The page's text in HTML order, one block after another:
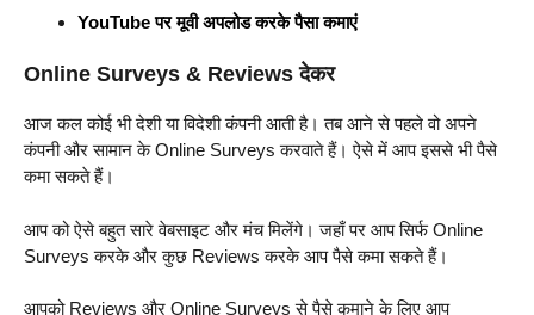
YouTube पर मूवी अपलोड करके पैसा कमाएं
Online Surveys & Reviews देकर
आज कल कोई भी देशी या विदेशी कंपनी आती है। तब आने से पहले वो अपने
कंपनी और सामान के Online Surveys करवाते हैं। ऐसे में आप इससे भी पैसे
कमा सकते हैं।
आप को ऐसे बहुत सारे वेबसाइट और मंच मिलेंगे। जहाँ पर आप सिर्फ Online
Surveys करके और कुछ Reviews करके आप पैसे कमा सकते हैं।
आपको Reviews और Online Surveys से पैसे कमाने के लिए आप